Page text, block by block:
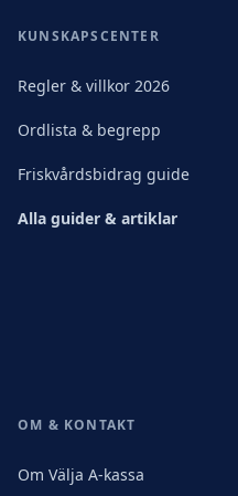
KUNSKAPSCENTER
Regler & villkor 2026
Ordlista & begrepp
Friskvårdsbidrag guide
Alla guider & artiklar
OM & KONTAKT
Om Välja A-kassa